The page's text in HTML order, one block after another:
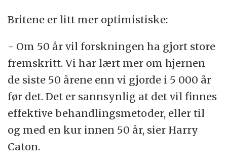
Britene er litt mer optimistiske:
- Om 50 år vil forskningen ha gjort store
fremskritt. Vi har lært mer om hjernen
de siste 50 årene enn vi gjorde i 5 000 år
før det. Det er sannsynlig at det vil finnes
effektive behandlingsmetoder, eller til
og med en kur innen 50 år, sier Harry
Caton.